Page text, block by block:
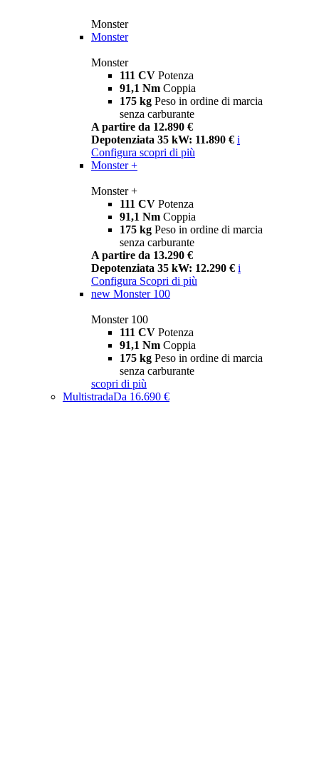
Monster
Monster
Monster
111 CV Potenza
91,1 Nm Coppia
175 kg Peso in ordine di marcia
senza carburante
A partire da 12.890 €
Depotenziata 35 kW: 11.890 € i
Configura scopri di più
Monster +
Monster +
111 CV Potenza
91,1 Nm Coppia
175 kg Peso in ordine di marcia
senza carburante
A partire da 13.290 €
Depotenziata 35 kW: 12.290 € i
Configura Scopri di più
new Monster 100
Monster 100
111 CV Potenza
91,1 Nm Coppia
175 kg Peso in ordine di marcia
senza carburante
scopri di più
MultistradaDa 16.690 €